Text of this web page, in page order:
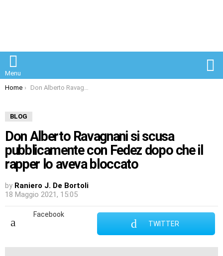
Menu
You are here:
Home Don Alberto Ravagnani si scusa pubblicamente con Fedez dopo che il rapper lo aveva bloccato
BLOG
Don Alberto Ravagnani si scusa
pubblicamente con Fedez dopo che il
rapper lo aveva bloccato
by Raniero J. De Bortoli
18 Maggio 2021, 15:05
Facebook
TWITTER